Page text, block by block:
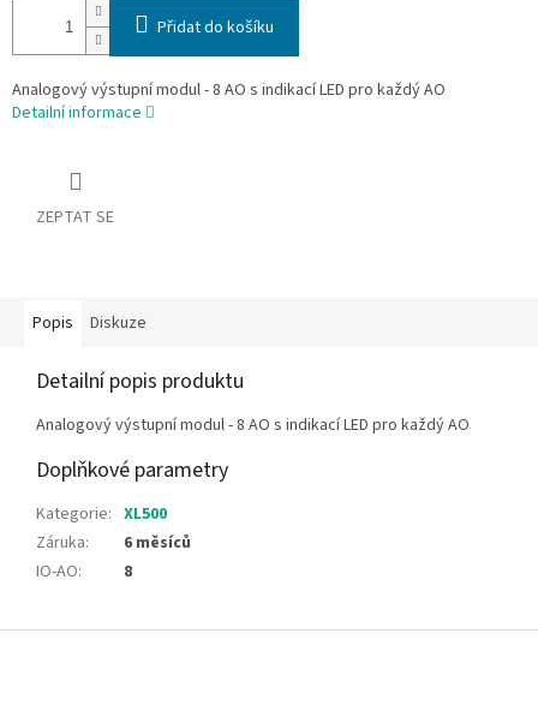
Přidat do košíku
Analogový výstupní modul - 8 AO s indikací LED pro každý AO
Detailní informace
ZEPTAT SE
Popis Diskuze
Detailní popis produktu
Analogový výstupní modul - 8 AO s indikací LED pro každý AO
Doplňkové parametry
Kategorie: XL500
Záruka:
6 měsíců
IO-AO: 8
Z